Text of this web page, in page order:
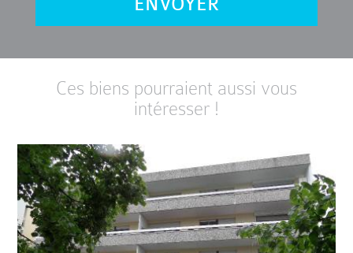
Ces biens pourraient aussi vous
intéresser !